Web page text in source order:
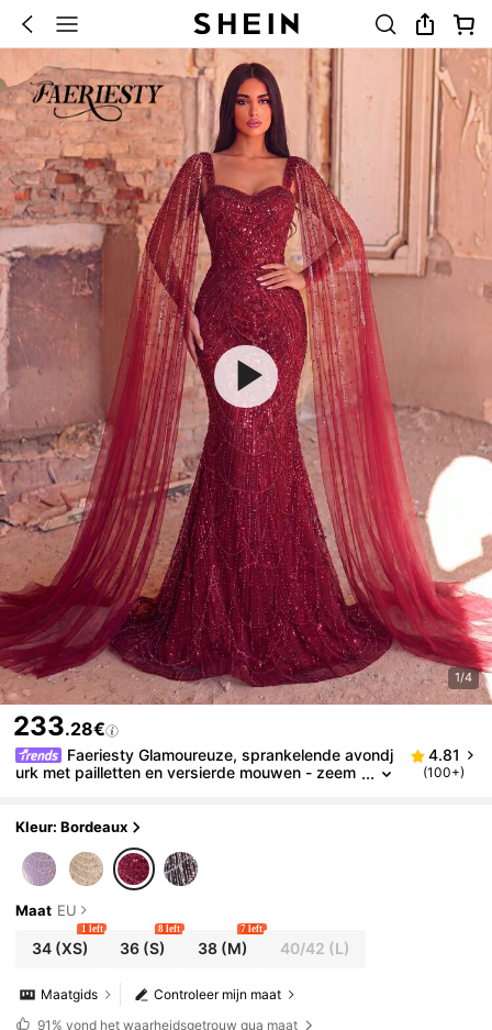
1/4
233.28€
Faeriesty Glamoureuze, sprankelende avondj
urk met pailletten en versierde mouwen - zeem
n openingen van kunstgalerieën.
4.81
(100+)
Kleur: Bordeaux
Maat EU
34(XS)
1 left
36 (S)
8 left
38(M)
7 left
40/42 (L)
Controleer mijn maat
Maatgids
91% vond het waarheidsgetrouw qua maat